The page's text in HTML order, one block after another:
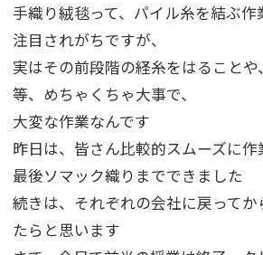
手織り絨毯って、パイル糸を結ぶ作
注目されがちですが、
実はその前段階の経糸をはること
等、めちゃくちゃ大事で、
大変な作業なんです
昨日は、皆さん比較的スムーズに作
最後ソマック織りまでできました
続きは、それぞれの会社に戻ってか
たらと思います